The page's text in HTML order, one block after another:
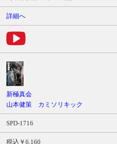
詳細へ
新極真会
山本健策 カミソリキック
SPD-1716
税込￥6,160